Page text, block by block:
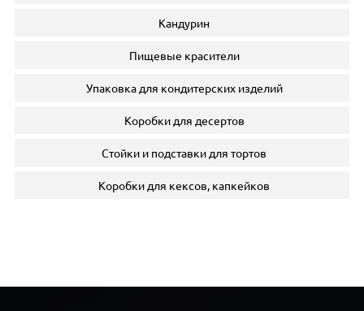
Кандурин
Пищевые красители
Упаковка для кондитерских изделий
Коробки для десертов
Стойки и подставки для тортов
Коробки для кексов, капкейков